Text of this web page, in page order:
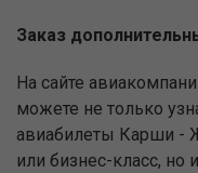
Заказ
На сайте
можете не только
авиабилеты Карши -
или бизнес-класс, но